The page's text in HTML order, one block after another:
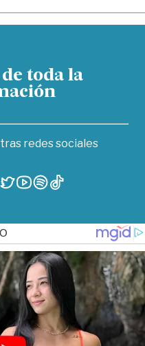
toda la
redes sociales